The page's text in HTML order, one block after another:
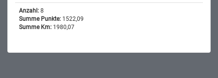
Anzahl: 8
Summe Punkte: 1522,09
Summe Km: 1980,07